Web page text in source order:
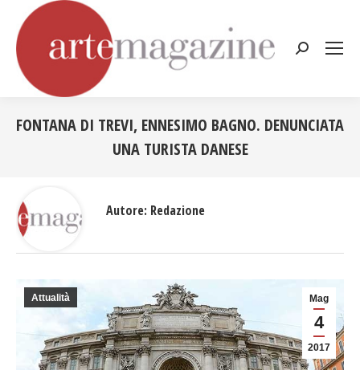
Cerca:
FONTANA DI TREVI, ENNESIMO BAGNO. DENUNCIATA
UNA TURISTA DANESE
Mag
4
2017
Attualità
Autore: Redazione